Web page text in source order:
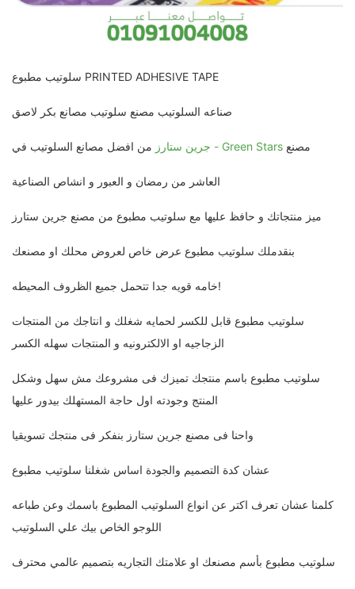
سلوتيب مطبوع PRINTED ADHESIVE TAPE
صناعه السلوتيب مصنع سلوتيب مصانع بكر لاصق
مصنع جرين ستارز - Green Stars من افضل مصانع السلوتيب في
العاشر من رمضان و العبور و انشاص الصناعية
ميز منتجاتك و حافظ عليها مع سلوتيب مطبوع من مصنع جرين ستارز
بنقدملك سلوتيب مطبوع عرض خاص لعروض محلك او مصنعك
خامه قويه جدا تتحمل جميع الظروف المحيطه!
سلوتيب مطبوع قابل للكسر لحمايه شغلك و انتاجك من المنتجات
الزجاجيه او الالكترونيه و المنتجات سهله الكسر
سلوتيب مطبوع باسم منتجك تميزك فى مشروعك مش سهل وشكل
المنتج وجودته اول حاجة المستهلك بيدور عليها
واحنا فى مصنع جرين ستارز بنفكر فى منتجك تسويقيا
عشان كدة التصميم والجودة اساس شغلنا سلوتيب مطبوع
كلمنا عشان تعرف اكتر عن انواع السلوتيب المطبوع باسمك وعن طباعه
اللوجو الخاص بيك علي السلوتيب
سلوتيب مطبوع بأسم مصنعك او علامتك التجاريه بتصميم عالمي محترف